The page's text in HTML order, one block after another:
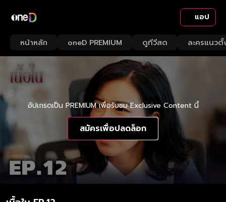
แอป
หน้าหลัก oneD PREMIUM ดูทีวีสด ละครแนวตั้
อัปเกรดเป็น PREMIUM เพื่อรับชม Exclusive Content นี้
สมัครเพื่อปลดล็อก